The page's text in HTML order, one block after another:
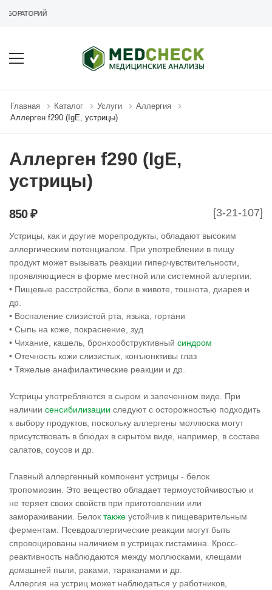
Главная Каталог Услуги
Аллергия
Аллерген f290 (IgE, устрицы)
Аллерген f290 (IgE,
устрицы)
[3-21-107]
850 ₽
Устрицы, как и другие морепродукты, обладают высоким
аллергическим потенциалом. При употреблении в пищу
продукт может вызывать реакции гиперчувствительности,
проявляющиеся в форме местной или системной аллергии:
• Пищевые расстройства, боли в животе, тошнота, диарея и
др.
• Воспаление слизистой рта, языка, гортани
• Сыпь на коже, покраснение, зуд
• Чихание, кашель, бронхообструктивный синдром
• Отечность кожи слизистых, конъюнктивы глаз
• Тяжелые анафилактические реакции и др.
Устрицы употребляются в сыром и запеченном виде. При
наличии сенсибилизации следуют с осторожностью подходить
к выбору продуктов, поскольку аллергены моллюска могут
присутствовать в блюдах в скрытом виде, например, в составе
салатов, соусов и др.
Главный аллергенный компонент устрицы - белок
тропомиозин. Это вещество обладает термоустойчивостью и
не теряет своих свойств при приготовлении или
замораживании. Белок также устойчив к пищеварительным
ферментам. Псевдоаллергические реакции могут быть
спровоцированы наличием в устрицах гистамина. Кросс-
реактивность наблюдаются между моллюсками, клещами
домашней пыли, раками, тараканами и др.
Аллергия на устриц может наблюдаться у работников,